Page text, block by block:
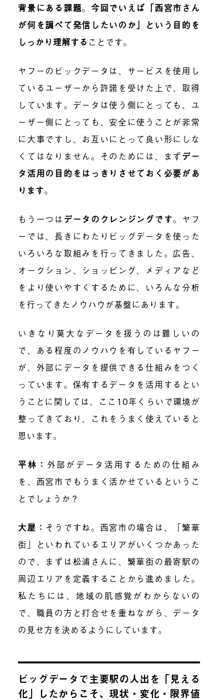
背景にある課題。 今回でいえば「西宮市さん
が何を調べて発信したいのか」という目的を
しっかり理解する ことです。
ヤフーのビックデータは、サービスを使用し
ているユーザーから許諾を受けた上で、取得
しています。データは使う側にとっても、ユ
ーザー側にとっても、安全に使うことが非常
に大事ですし、お互いにとって良い形にしな
くてはなりません。そのためには、まずデー
タ活用の目的をはっきりさせておく必要があ
ります。
もう一つは データのクレンジングです。ヤフ
ーでは、長きにわたりビッグデータを使った
いろいろな取組みを行ってきました。広告、
オークション、ショッピング、メディアなど
をより使いやすくするために、いろんな分析
を行ってきたノウハウが基盤にあります。
いきなり莫大なデータを扱うのは難しいの
で、ある程度のノウハウを有しているヤフー
が、外部にデータを提供できる仕組みをつく
っています。保有するデータを活用するとい
うことに関しては、ここ10年くらいで環境が
整ってきており、これをうまく使えていると
思います。
平林： 外部がデータ活用するための仕組み
を、西宮市でもうまく活かせているというこ
とでしょうか？
大屋： そうですね。西宮市の場合は、「繁華
街」といわれているエリアがいくつかあった
ので、まずは松浦さんに、繁華街の最寄駅の
周辺エリアを定義することから進めました。
私たちには、地域の肌感覚がわからないの
で、職員の方と打合せを重ねながら、データ
の見せ方を決めるようにしています。
ビッグデータで主要駅の人出を「見える
化」したからこそ、現状・変化・限界値